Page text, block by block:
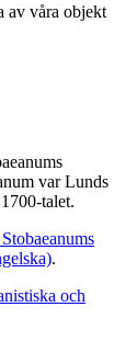
av våra objekt
var Lunds
talet.
.
och